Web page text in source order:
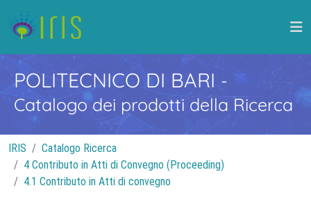
POLITECNICO DI BARI -
Catalogo dei prodotti della Ricerca
IRIS
Catalogo Ricerca
4 Contributo in Atti di Convegno (Proceeding)
4.1 Contributo in Atti di convegno